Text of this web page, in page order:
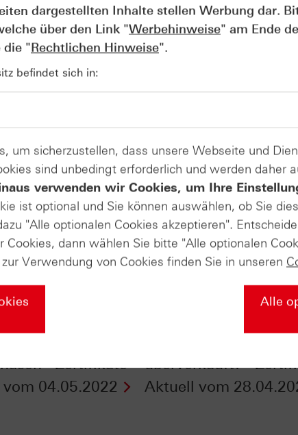
Der Blick ins Kleingedruckte:
Kündigungen bei Derivaten -
vom 04.08.2026
- Zertifikate
04.05.2022
überverkauft? -
Aktuell vom
dargestellten Inhalte stellen Werbung dar.
über den Link "Werbehinweise" am Ende
die "Rechtlichen Hinweise".
befindet sich in:
um sicherzustellen, dass unsere Webseite und
sind unbedingt erforderlich und werden daher
verwenden wir Cookies, um Ihre
ist optional und Sie können auswählen, ob Sie
"Alle optionalen Cookies akzeptieren".
Cookies, dann wählen Sie bitte "Alle optionalen
Verwendung von Cookies finden Sie in unseren
Alle